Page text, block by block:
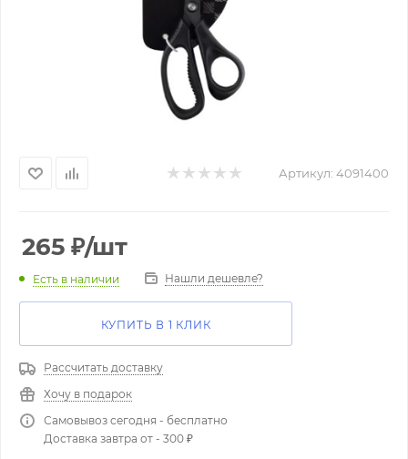
Артикул: 4091400
265 ₽/шт
Есть в наличии Нашли дешевле?
КУПИТЬ В 1 КЛИК
Рассчитать доставку
Хочу в подарок
Самовывоз сегодня - бесплатно
Доставка завтра от - 300 ₽